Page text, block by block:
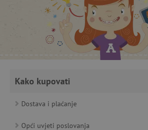
Kako kupovati
Dostava i plaćanje
Opći uvjeti poslovanja